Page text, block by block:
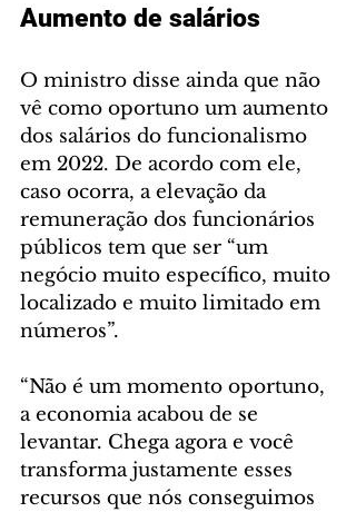
Aumento de salários
O ministro disse ainda que não
vê como oportuno um aumento
dos salários do funcionalismo
em 2022. De acordo com ele,
caso ocorra, a elevação da
remuneração dos funcionários
públicos tem que ser “um
negócio muito específico, muito
localizado e muito limitado em
números”.
“Não é um momento oportuno,
a economia acabou de se
levantar. Chega agora e você
transforma justamente esses
recursos que nós conseguimos